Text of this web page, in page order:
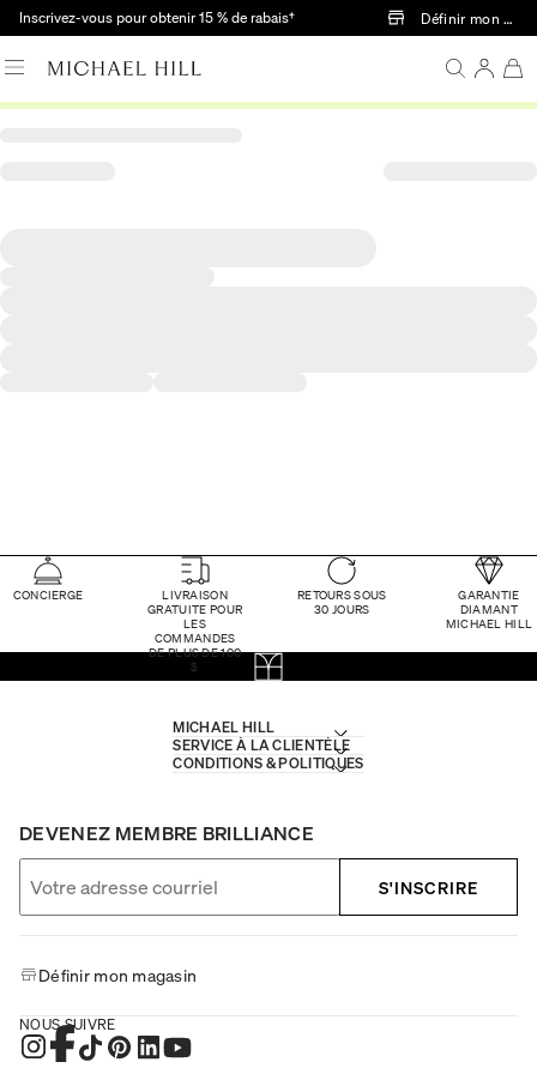
Passer au contenu principal
Inscrivez-vous pour obtenir 15 % de rabais† Définir mon
CONCIERGE
LIVRAISON
GRATUITE POUR
LES
COMMANDES
DE PLUS DE 100
$
RETOURS SOUS
30 JOURS
GARANTIE
DIAMANT
MICHAEL HILL
MICHAEL HILL
SERVICE À LA CLIENTÈLE
CONDITIONS & POLITIQUES
DEVENEZ MEMBRE BRILLIANCE
S'INSCRIRE
Définir mon magasin
NOUS SUIVRE